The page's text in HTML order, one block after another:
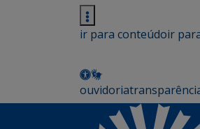
ir para conteúdoir
ouvidoria